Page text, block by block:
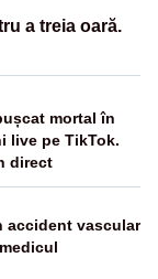
a treia oară.
mortal în
live pe TikTok.
direct
accident vascular